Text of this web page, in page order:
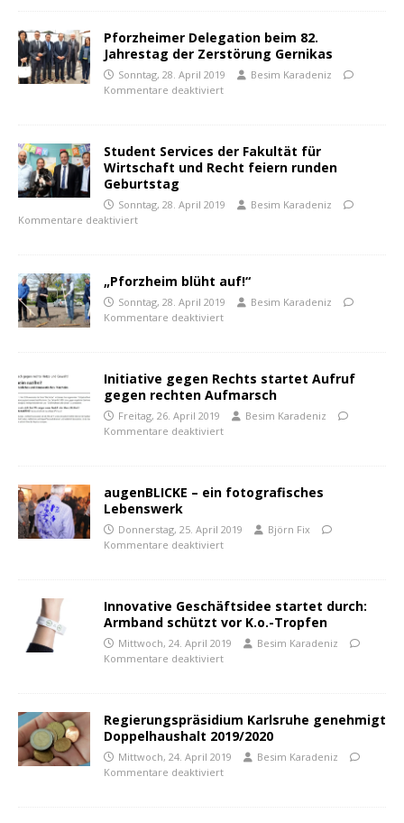
Pforzheimer Delegation beim 82.
Jahrestag der Zerstörung Gernikas
Sonntag, 28. April 2019
Besim Karadeniz
Kommentare deaktiviert
Student Services der Fakultät für
Wirtschaft und Recht feiern runden
Geburtstag
Sonntag, 28. April 2019
Besim Karadeniz
Kommentare deaktiviert
„Pforzheim blüht auf!“
Sonntag, 28. April 2019
Besim Karadeniz
Kommentare deaktiviert
Initiative gegen Rechts startet Aufruf
gegen rechten Aufmarsch
Freitag, 26. April 2019
Besim Karadeniz
Kommentare deaktiviert
augenBLICKE – ein fotografisches
Lebenswerk
Donnerstag, 25. April 2019
Björn Fix
Kommentare deaktiviert
Innovative Geschäftsidee startet durch:
Armband schützt vor K.o.-Tropfen
Mittwoch, 24. April 2019
Besim Karadeniz
Kommentare deaktiviert
Regierungspräsidium Karlsruhe genehmigt
Doppelhaushalt 2019/2020
Mittwoch, 24. April 2019
Besim Karadeniz
Kommentare deaktiviert